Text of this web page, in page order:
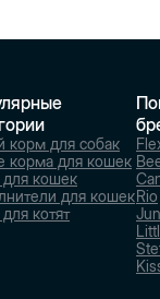
корм для собак
корма для кошек
кошек
для кошек
котят
Rio